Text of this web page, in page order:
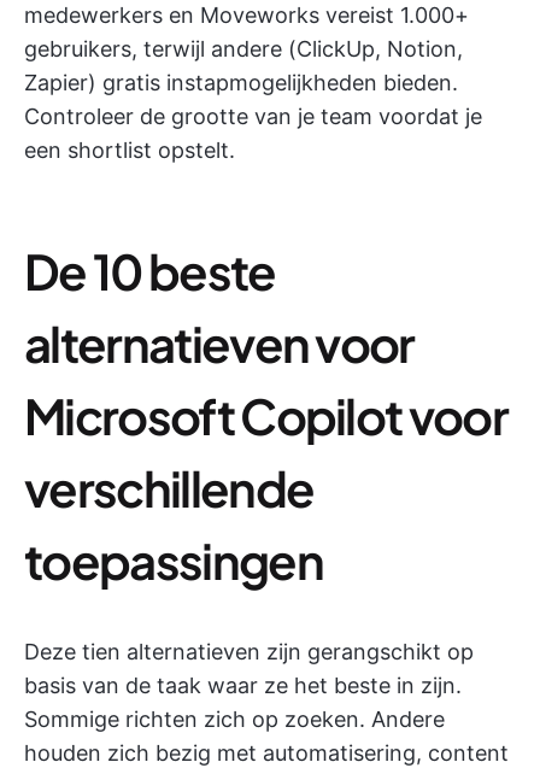
medewerkers en Moveworks vereist 1.000+
gebruikers, terwijl andere (ClickUp, Notion,
Zapier) gratis instapmogelijkheden bieden.
Controleer de grootte van je team voordat je
een shortlist opstelt.
De 10 beste
alternatieven voor
Microsoft Copilot voor
verschillende
toepassingen
Deze tien alternatieven zijn gerangschikt op
basis van de taak waar ze het beste in zijn.
Sommige richten zich op zoeken. Andere
houden zich bezig met automatisering, content